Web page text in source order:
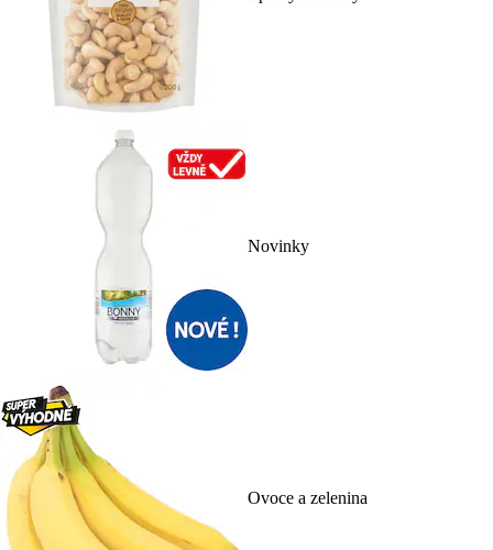
Novinky
Ovoce a zelenina